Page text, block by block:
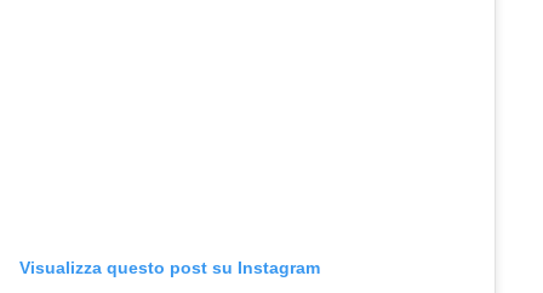
Visualizza questo post su Instagram